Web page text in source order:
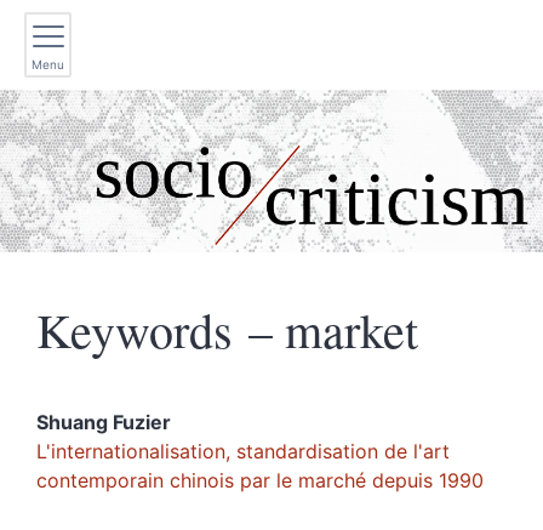
Menu
Keywords – market
Shuang Fuzier
L'internationalisation, standardisation de l'art
contemporain chinois par le marché depuis 1990